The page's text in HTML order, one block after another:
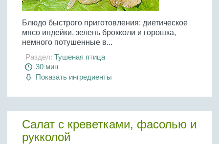
Блюдо быстрого приготовления: диетическое
мясо индейки, зелень брокколи и горошка,
немного потушенные в...
Раздел: Тушеная птица
30 мин
Показать ингредиенты
Салат с креветками, фасолью и
рукколой